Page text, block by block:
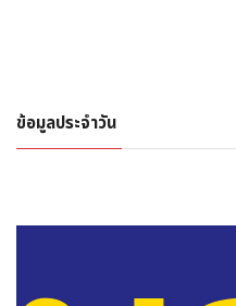
ข้อมูลประจำวัน